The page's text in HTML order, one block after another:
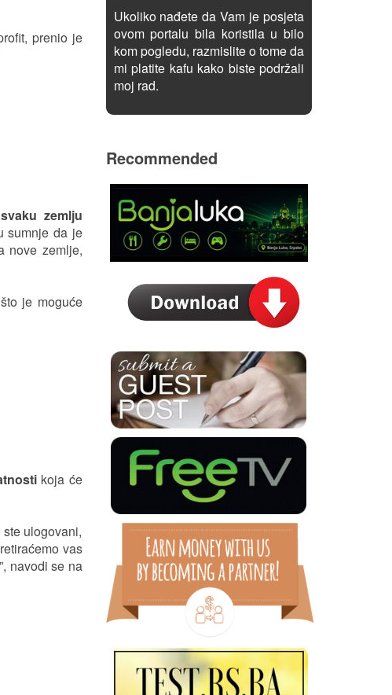
prenio je
zemlju
sumnje da je
nove zemlje,
je moguće
koja će
ulogovani,
vas
navodi se na
Ukoliko nađete da Vam je posjeta
ovom portalu bila koristila u bilo
kom pogledu, razmislite o tome da
mi platite kafu kako biste podržali
moj rad.
Recommended